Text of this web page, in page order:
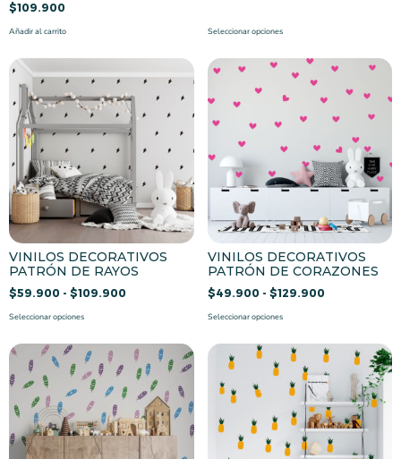
$109.900
Añadir al carrito Seleccionar opciones
VINILOS DECORATIVOS
PATRÓN DE RAYOS
$59.900 - $109.900
Seleccionar opciones
VINILOS DECORATIVOS
PATRÓN DE CORAZONES
$49.900 - $129.900
Seleccionar opciones